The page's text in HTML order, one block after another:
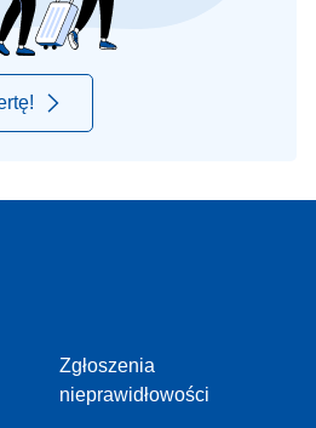
Zgłoszenia
nieprawidłowości